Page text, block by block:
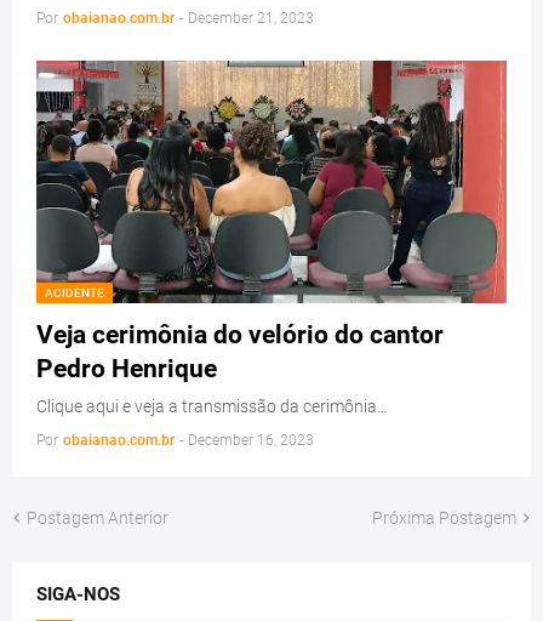
Por obaianao.com.br - December 21, 2023
ACIDENTE
Veja cerimônia do velório do cantor
Pedro Henrique
Clique aqui e veja a transmissão da cerimônia…
Por obaianao.com.br - December 16, 2023
Postagem Anterior Próxima Postagem
SIGA-NOS